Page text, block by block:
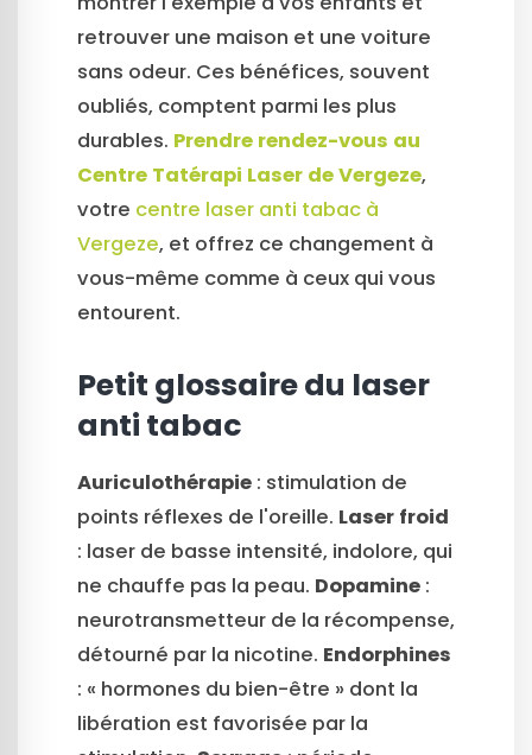
retrouver une maison et une voiture
sans odeur. Ces bénéfices, souvent
oubliés, comptent parmi les plus
durables. Prendre rendez-vous au
Centre Tatérapi Laser de Vergeze,
votre centre laser anti tabac à
Vergeze, et offrez ce changement à
vous-même comme à ceux qui vous
entourent.
Petit glossaire du laser
anti tabac
Auriculothérapie : stimulation de
points réflexes de l'oreille. Laser froid
: laser de basse intensité, indolore, qui
ne chauffe pas la peau. Dopamine :
neurotransmetteur de la récompense,
détourné par la nicotine. Endorphines
: « hormones du bien-être » dont la
libération est favorisée par la